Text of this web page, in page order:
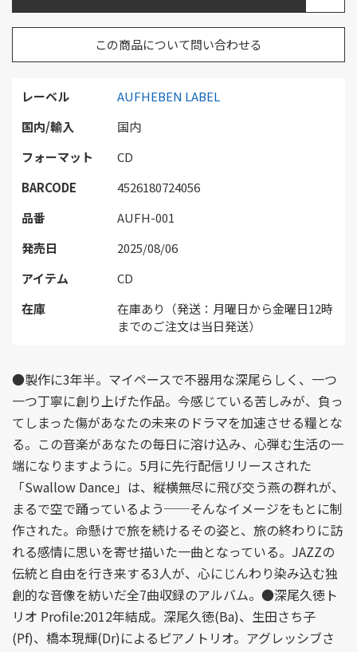
レーベル
AUFHEBEN LABEL
国内/輸入
国内
フォーマット
CD
BARCODE
4526180724056
品番
AUFH-001
発売日
2025/08/06
アイテム
CD
在庫
在庫あり（発送：月曜日から金曜日12時
までのご注文は当日発送）
この商品について問い合わせる
●製作に3年半。マイペースで不器用な深尾らしく、一つ
一つ丁寧に創り上げた作品。今感じている苦しみが、負っ
てしまった傷があなたの未来のドラマを加速させる糧とな
る。この音楽があなたの毎日に溶け込み、心弾む生活の一
端になりますように。5月に先行配信リリースされた
「Swallow Dance」は、縦横無尽に飛び交う燕の群れが、
まるで空で踊っているよう──そんなイメージをもとに制
作された。命懸けで旅を続けるその姿と、旅の終わりに訪
れる感情に思いを寄せ描いた一曲となっている。JAZZの
伝統と自由を行き来する3人が、心にじんわり染み込む独
創的な音像を紡いだ全7曲収録のアルバム。●深尾久徳ト
リオ Profile:2012年結成。深尾久徳(Ba)、生田さち子
(Pf)、橋本現輝(Dr)によるピアノトリオ。アグレッシブさ